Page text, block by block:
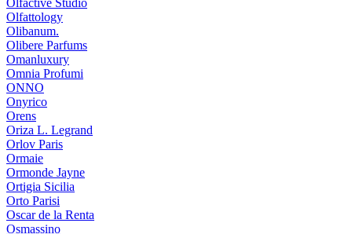
Olfactive Studio
Olfattology
Olibanum.
Olibere Parfums
Omanluxury
Omnia Profumi
ONNO
Onyrico
Orens
Oriza L. Legrand
Orlov Paris
Ormaie
Ormonde Jayne
Ortigia Sicilia
Orto Parisi
Oscar de la Renta
Osmassino